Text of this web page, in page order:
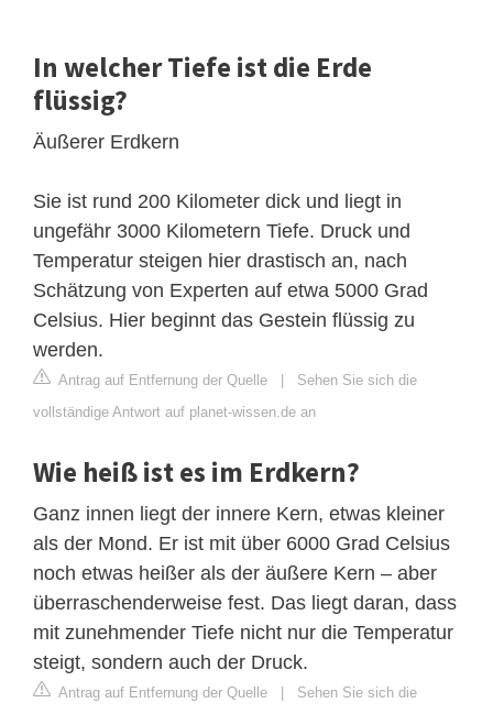
In welcher Tiefe ist die Erde
flüssig?
Äußerer Erdkern
Sie ist rund 200 Kilometer dick und liegt in
ungefähr 3000 Kilometern Tiefe. Druck und
Temperatur steigen hier drastisch an, nach
Schätzung von Experten auf etwa 5000 Grad
Celsius. Hier beginnt das Gestein flüssig zu
werden.
Antrag auf Entfernung der Quelle | Sehen Sie sich die
vollständige Antwort auf planet-wissen.de an
Wie heiß ist es im Erdkern?
Ganz innen liegt der innere Kern, etwas kleiner
als der Mond. Er ist mit über 6000 Grad Celsius
noch etwas heißer als der äußere Kern – aber
überraschenderweise fest. Das liegt daran, dass
mit zunehmender Tiefe nicht nur die Temperatur
steigt, sondern auch der Druck.
Antrag auf Entfernung der Quelle | Sehen Sie sich die